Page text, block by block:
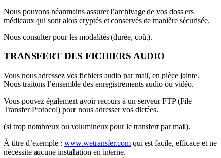
Nous pouvons néanmoins assurer l’archivage de vos dossiers
médicaux qui sont alors cryptés et conservés de manière sécurisée.
Nous consulter pour les modalités (durée, coût).
TRANSFERT DES FICHIERS AUDIO
Vous nous adressez vos fichiers audio par mail, en pièce jointe.
Nous traitons l’ensemble des enregistrements audio ou vidéo.
Vous pouvez également avoir recours à un serveur FTP (File
Transfer Protocol) pour nous adresser vos dictées.
(si trop nombreux ou volumineux pour le transfert par mail).
À titre d’exemple : www.wetransfer.com qui est facile, efficace et ne
nécessite aucune installation en interne.